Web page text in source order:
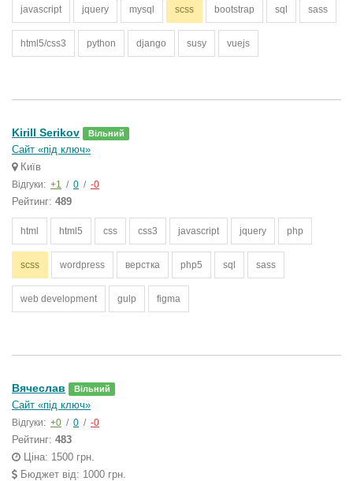
javascript jquery mysql scss bootstrap sql sass
html5/css3 python django susy vuejs
Kirill Serikov Вільний
Сайт «під ключ»
Київ
Відгуки: +1 / 0 / -0
Рейтинг: 489
html html5 css css3 javascript jquery php
scss wordpress верстка php5 sql sass
web development gulp figma
Вячеслав Вільний
Сайт «під ключ»
Відгуки: +0 / 0 / -0
Рейтинг: 483
Ціна: 1500 грн.
Бюджет від: 1000 грн.